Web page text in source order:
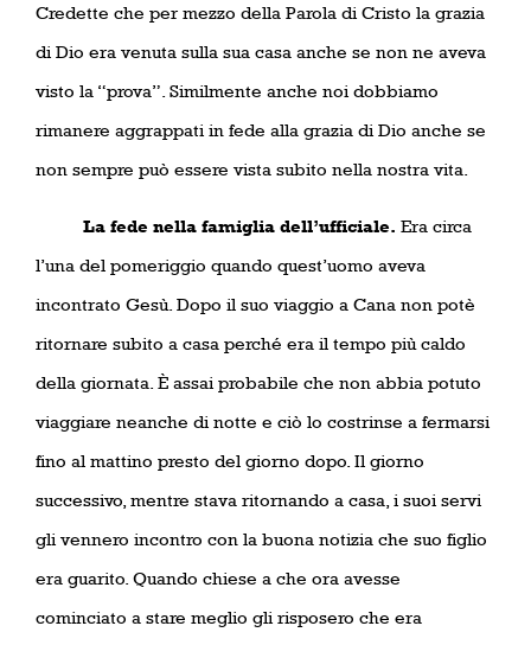
Credette che per mezzo della Parola di Cristo la grazia
di Dio era venuta sulla sua casa anche se non ne aveva
visto la “prova”. Similmente anche noi dobbiamo
rimanere aggrappati in fede alla grazia di Dio anche se
non sempre può essere vista subito nella nostra vita.
La fede nella famiglia dell’ufficiale. Era circa
l’una del pomeriggio quando quest’uomo aveva
incontrato Gesù. Dopo il suo viaggio a Cana non potè
ritornare subito a casa perché era il tempo più caldo
della giornata. È assai probabile che non abbia potuto
viaggiare neanche di notte e ciò lo costrinse a fermarsi
fino al mattino presto del giorno dopo. Il giorno
successivo, mentre stava ritornando a casa, i suoi servi
gli vennero incontro con la buona notizia che suo figlio
era guarito. Quando chiese a che ora avesse
cominciato a stare meglio gli risposero che era